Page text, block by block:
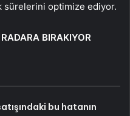
sürelerini optimize ediyor.
BIRAKIYOR
bu hatanın